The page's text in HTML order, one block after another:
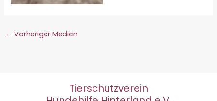
← Vorheriger Medien
Tierschutzverein